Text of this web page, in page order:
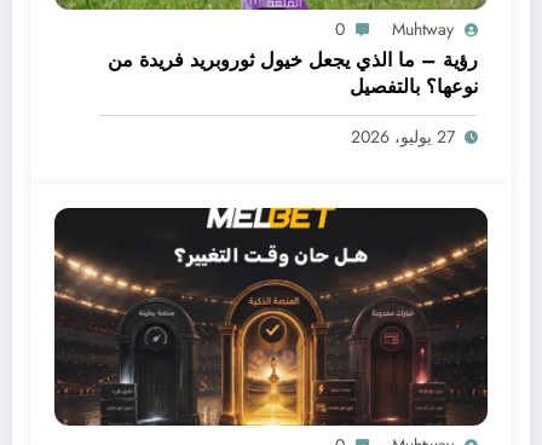
Muhtway
0
رؤية – ما الذي يجعل خيول ثوروبريد فريدة من
نوعها؟ بالتفصيل
27 يوليو، 2026